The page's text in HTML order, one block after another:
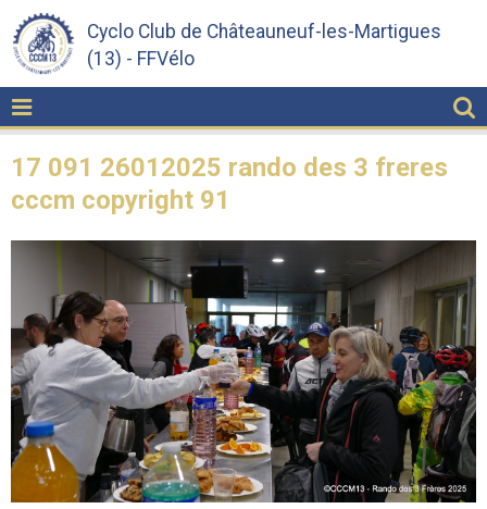
Cyclo Club de Châteauneuf-les-Martigues
(13) - FFVélo
17 091 26012025 rando des 3 freres
cccm copyright 91